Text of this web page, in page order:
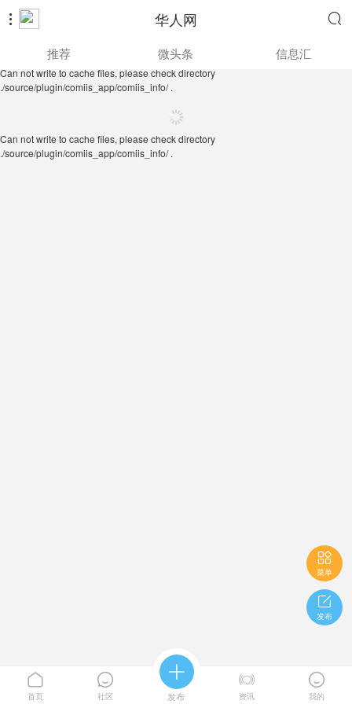
 华人网 
./source/plugin/comiis_app/comiis_info/ .
推荐 微头条 信息汇
Can not write to cache files, please check directory
./source/plugin/comiis_app/comiis_info/ .

菜单

发布

首页

社区

发布

资讯

我的
Can not write to cache files, please check directory
./source/plugin/comiis_app/comiis_info/ .